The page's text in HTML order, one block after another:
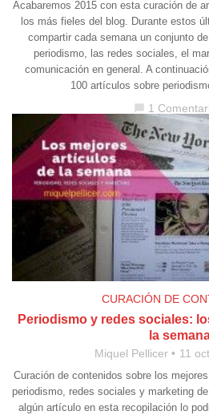
Acabaremos 2015 con esta curación de
los más fieles del blog. Durante estos
compartir cada semana un conjunto
periodismo, las redes sociales, el
comunicación en general. A
100 artículos sobre
chat_bubble 1
CURACIÓN DE
Periodismo y redes sociales:
la
Miquel Pellicer 11
Curación de contenidos sobre los
periodismo, redes sociales y marketing
algún artículo en esta recopilación lo